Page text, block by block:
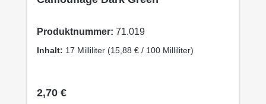
Produktnummer: 71.019
Inhalt: 17 Milliliter (15,88 € / 100 Milliliter)
Regulärer Preis:
2,70 €